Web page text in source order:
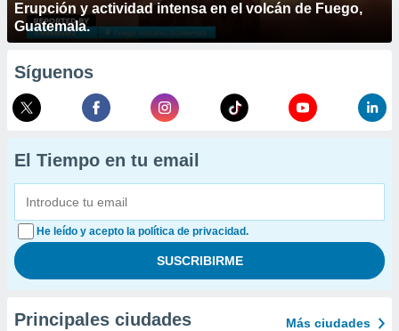
Erupción y actividad intensa en el volcán de Fuego,
Guatemala.
Síguenos
El Tiempo en tu email
He leído y acepto la política de privacidad.
Principales ciudades Más ciudades